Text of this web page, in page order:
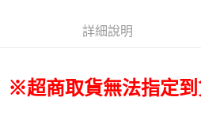
詳細說明
※超商取貨無法指定到